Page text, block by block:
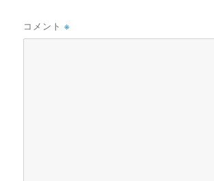
コメント※